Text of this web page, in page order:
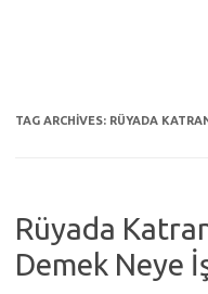
TAG ARCHIVES: RÜYADA
Rüyada
Demek Neye